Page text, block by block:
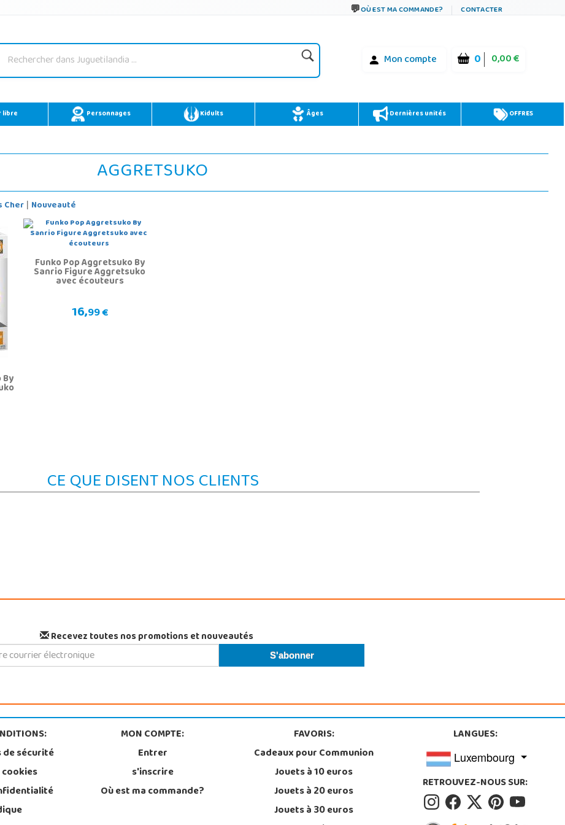
OÙ EST MA COMMANDE? CONTACTER
Mon compte 0 0,00 €
libre Personnages Kidults Âges Dernières unités OFFRES
AGGRETSUKO
Cher| Nouveauté
Funko Pop Aggretsuko By
Sanrio Figure Aggretsuko
avec écouteurs
16,99 €
CE QUE DISENT NOS CLIENTS
Recevez toutes nos promotions et nouveautés
sécurité
MON COMPTE:
Entrer
s'inscrire
Où est ma commande?
FAVORIS:
Cadeaux pour Communion
Jouets à 10 euros
Jouets à 20 euros
Jouets à 30 euros
LANGUES:
Luxembourg
RETROUVEZ-NOUS SUR: